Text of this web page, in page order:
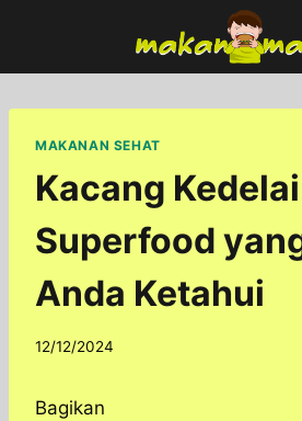
content
MAKANAN SEHAT
Kacang
Superfood
Anda Ketahui
By
12/12/2024
Bagikan